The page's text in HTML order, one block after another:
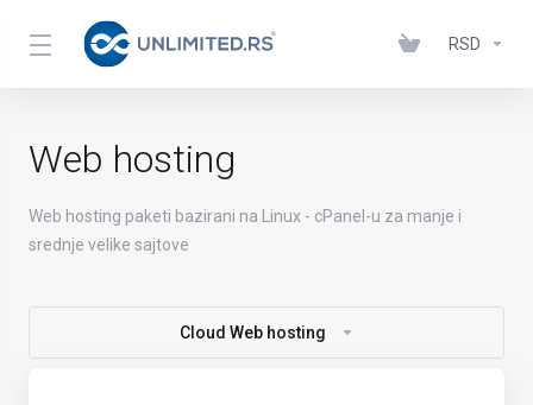
RSD
Web hosting
Web hosting paketi bazirani na Linux - cPanel-u za manje i
srednje velike sajtove
Cloud Web hosting